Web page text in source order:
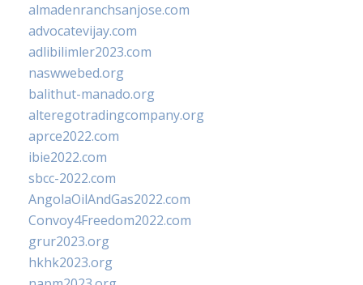
almadenranchsanjose.com
advocatevijay.com
adlibilimler2023.com
naswwebed.org
balithut-manado.org
alteregotradingcompany.org
aprce2022.com
ibie2022.com
sbcc-2022.com
AngolaOilAndGas2022.com
Convoy4Freedom2022.com
grur2023.org
hkhk2023.org